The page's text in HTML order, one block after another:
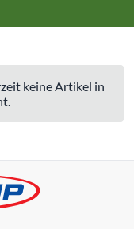
keine Artikel in